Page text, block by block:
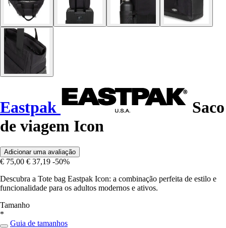
Eastpak
Saco
de viagem Icon
Adicionar uma avaliação
€ 75,00 € 37,19 -50%
Descubra a Tote bag Eastpak Icon: a combinação perfeita de estilo e
funcionalidade para os adultos modernos e ativos.
Tamanho
*
Guia de tamanhos